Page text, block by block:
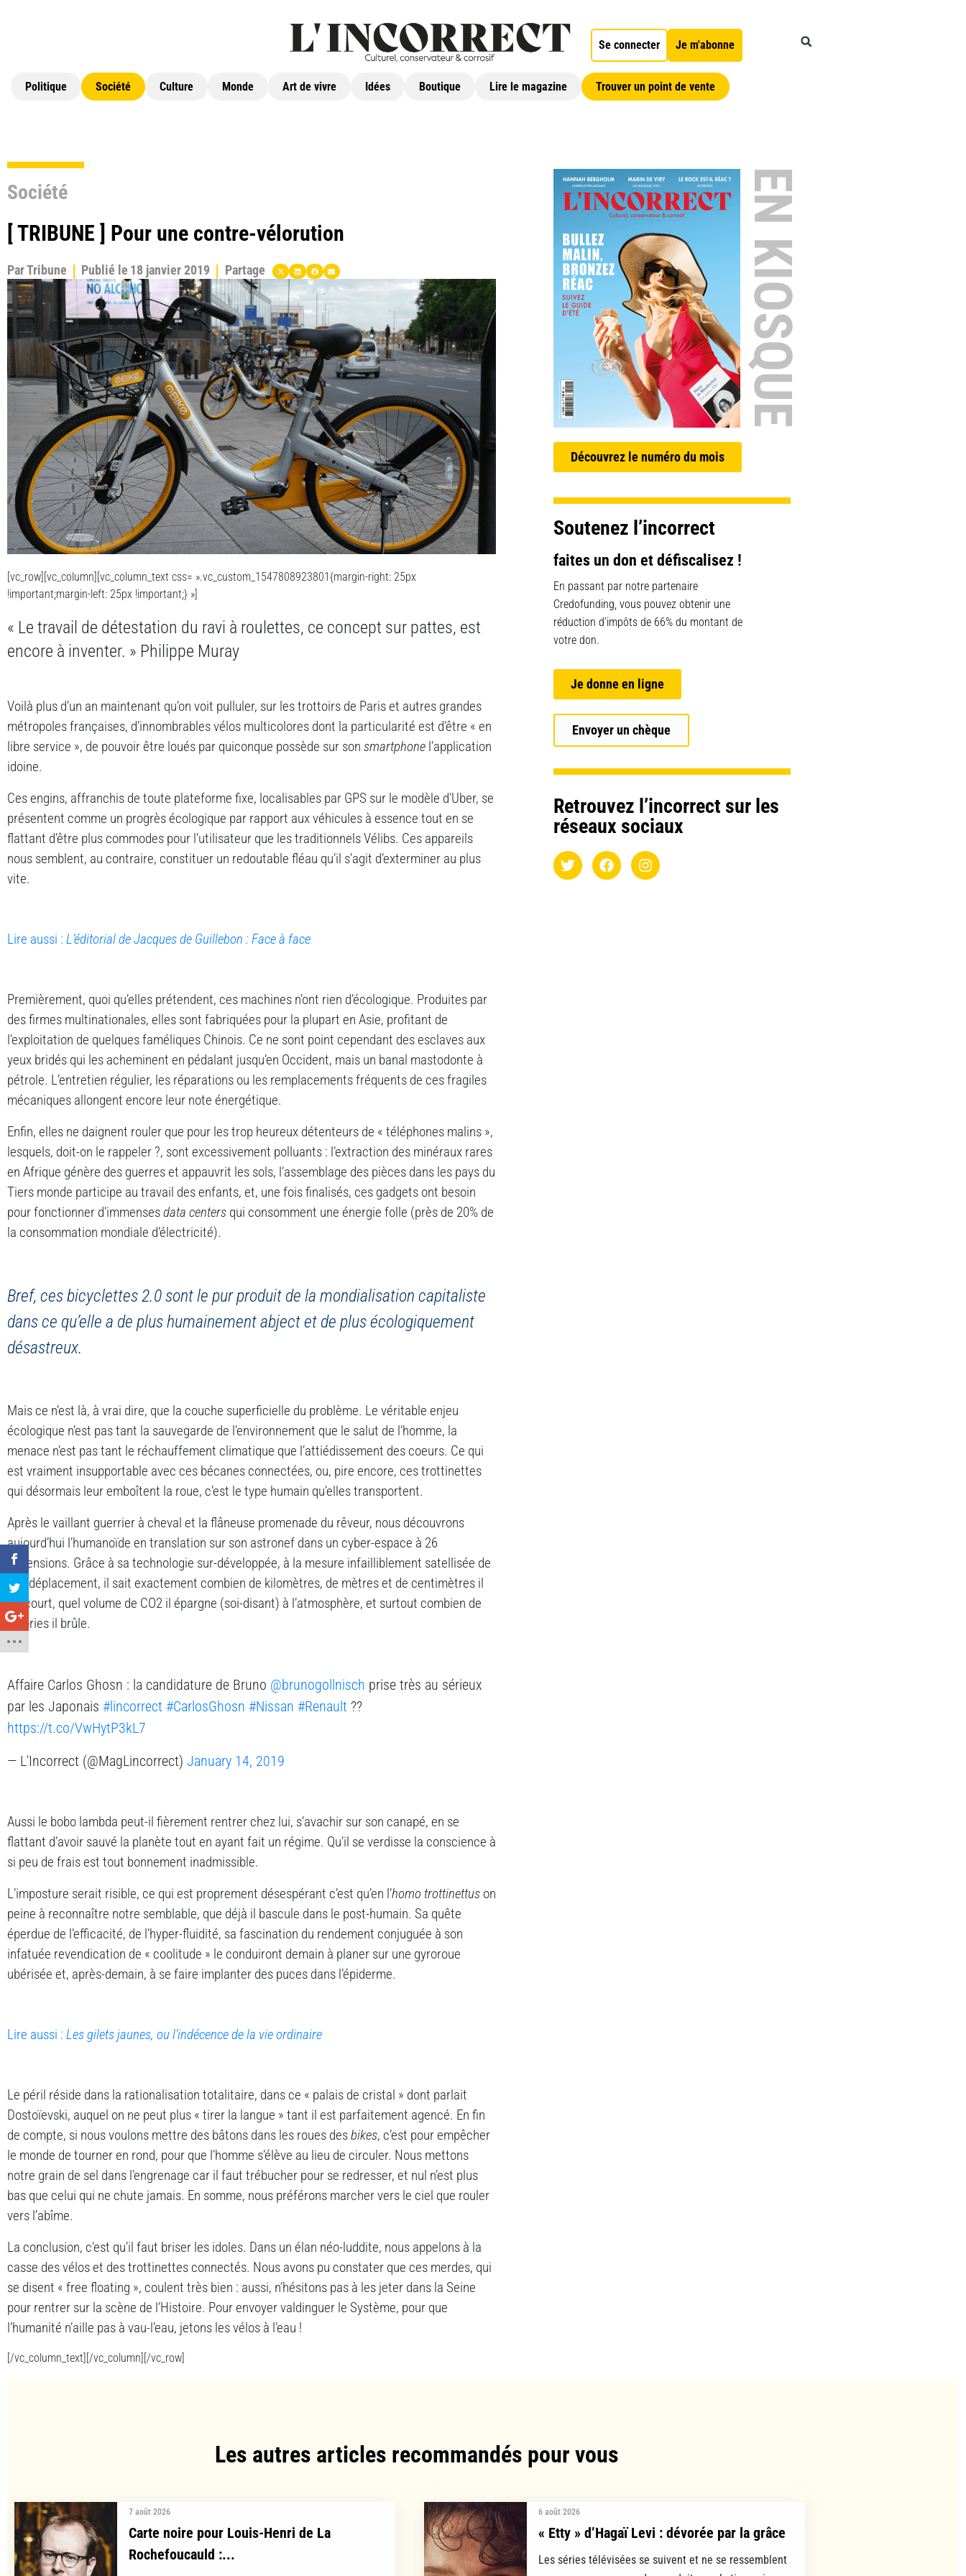
Se connecter Je m'abonne
Politique Société Culture Monde Art de vivre Idées Boutique Lire le magazine Trouver un point de vente
Société
[ TRIBUNE ] Pour une contre-vélorution
ParTribune Publié le 18 janvier 2019 Partage
[vc_row][vc_column][vc_column_text css= ».vc_custom_1547808923801{margin-right: 25px
!important;margin-left: 25px !important;} »]
« Le travail de détestation du ravi à roulettes, ce concept sur pattes, est
encore à inventer. » Philippe Muray
Voilà plus d’un an maintenant qu’on voit pulluler, sur les trottoirs de Paris et autres grandes
métropoles françaises, d’innombrables vélos multicolores dont la particularité est d’être « en
libre service », de pouvoir être loués par quiconque possède sur son smartphone l’application
idoine.
Ces engins, affranchis de toute plateforme fixe, localisables par GPS sur le modèle d’Uber, se
présentent comme un progrès écologique par rapport aux véhicules à essence tout en se
flattant d’être plus commodes pour l’utilisateur que les traditionnels Vélibs. Ces appareils
nous semblent, au contraire, constituer un redoutable fléau qu’il s’agit d’exterminer au plus
vite.
Lire aussi : L’éditorial de Jacques de Guillebon : Face à face
Premièrement, quoi qu’elles prétendent, ces machines n’ont rien d’écologique. Produites par
des firmes multinationales, elles sont fabriquées pour la plupart en Asie, profitant de
l’exploitation de quelques faméliques Chinois. Ce ne sont point cependant des esclaves aux
yeux bridés qui les acheminent en pédalant jusqu’en Occident, mais un banal mastodonte à
pétrole. L’entretien régulier, les réparations ou les remplacements fréquents de ces fragiles
mécaniques allongent encore leur note énergétique.
Enfin, elles ne daignent rouler que pour les trop heureux détenteurs de « téléphones malins »,
lesquels, doit-on le rappeler ?, sont excessivement polluants : l’extraction des minéraux rares
en Afrique génère des guerres et appauvrit les sols, l’assemblage des pièces dans les pays du
Tiers monde participe au travail des enfants, et, une fois finalisés, ces gadgets ont besoin
pour fonctionner d’immensesdata centers qui consomment une énergie folle (près de 20% de
la consommation mondiale d’électricité).
Bref, ces bicyclettes 2.0 sont le pur produit de la mondialisation capitaliste
dans ce qu’elle a de plus humainement abject et de plus écologiquement
désastreux.
Mais ce n’est là, à vrai dire, que la couche superficielle du problème. Le véritable enjeu
écologique n’est pas tant la sauvegarde de l’environnement que le salut de l’homme, la
menace n’est pas tant le réchauffement climatique que l’attiédissement des coeurs. Ce qui
est vraiment insupportable avec ces bécanes connectées, ou, pire encore, ces trottinettes
qui désormais leur emboîtent la roue, c’est le type humain qu’elles transportent.
Après le vaillant guerrier à cheval et la flâneuse promenade du rêveur, nous découvrons
aujourd’hui l’humanoïde en translation sur son astronef dans un cyber-espace à 26
dimensions. Grâce à sa technologie sur-développée, à la mesure infailliblement satellisée de
son déplacement, il sait exactement combien de kilomètres, de mètres et de centimètres il
parcourt, quel volume de CO2 il épargne (soi-disant) à l’atmosphère, et surtout combien de
calories il brûle.
Affaire Carlos Ghosn : la candidature de Bruno @brunogollnisch prise très au sérieux
par les Japonais #lincorrect #CarlosGhosn #Nissan #Renault ??
https://t.co/VwHytP3kL7
— L'Incorrect (@MagLincorrect) January 14, 2019
Aussi le bobo lambda peut-il fièrement rentrer chez lui, s’avachir sur son canapé, en se
flattant d’avoir sauvé la planète tout en ayant fait un régime. Qu’il se verdisse la conscience à
si peu de frais est tout bonnement inadmissible.
L’imposture serait risible, ce qui est proprement désespérant c’est qu’en l’homo trottinettus on
peine à reconnaître notre semblable, que déjà il bascule dans le post-humain. Sa quête
éperdue de l’efficacité, de l’hyper-fluidité, sa fascination du rendement conjuguée à son
infatuée revendication de « coolitude » le conduiront demain à planer sur une gyroroue
ubérisée et, après-demain, à se faire implanter des puces dans l’épiderme.
Lire aussi : Les gilets jaunes, ou l’indécence de la vie ordinaire
Le péril réside dans la rationalisation totalitaire, dans ce « palais de cristal » dont parlait
Dostoïevski, auquel on ne peut plus « tirer la langue » tant il est parfaitement agencé. En fin
de compte, si nous voulons mettre des bâtons dans les roues desbikes, c’est pour empêcher
le monde de tourner en rond, pour que l’homme s’élève au lieu de circuler. Nous mettons
notre grain de sel dans l’engrenage car il faut trébucher pour se redresser, et nul n’est plus
bas que celui qui ne chute jamais. En somme, nous préférons marcher vers le ciel que rouler
vers l’abîme.
La conclusion, c’est qu’il faut briser les idoles. Dans un élan néo-luddite, nous appelons à la
casse des vélos et des trottinettes connectés. Nous avons pu constater que ces merdes, qui
se disent « free floating », coulent très bien : aussi, n’hésitons pas à les jeter dans la Seine
pour rentrer sur la scène de l’Histoire. Pour envoyer valdinguer le Système, pour que
l’humanité n’aille pas à vau-l’eau, jetons les vélos à l’eau !
[/vc_column_text][/vc_column][/vc_row]
EN KIOSQUE
Découvrez le numéro du mois
Soutenez l’incorrect
faites un don et défiscalisez !
En passant par notre partenaire
Credofunding, vous pouvez obtenir une
réduction d’impôts de 66% du montant de
votre don.
Je donne en ligne
Envoyer un chèque
Retrouvez l’incorrect sur les
réseaux sociaux
Les autres articles recommandés pour vous​
7 août 2026
Carte noire pour Louis-Henri de La
Rochefoucauld :...
6 août 2026
« Etty » d’Hagaï Levi : dévorée par la grâce
Les séries télévisées se suivent et ne se ressemblent